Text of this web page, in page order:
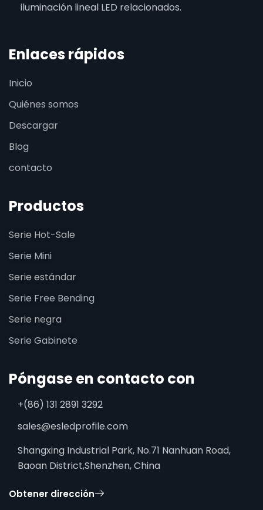
iluminación lineal LED relacionados.
Enlaces rápidos
Inicio
Quiénes somos
Descargar
Blog
contacto
Productos
Serie Hot-Sale
Serie Mini
Serie estándar
Serie Free Bending
Serie negra
Serie Gabinete
Póngase en contacto con
+(86) 131 2891 3292
sales@esledprofile.com
Shangxing Industrial Park, No.71 Nanhuan Road,
Baoan District,Shenzhen, China
Obtener dirección